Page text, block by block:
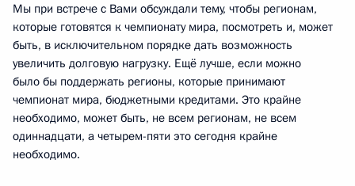
Мы при встрече с Вами обсуждали тему, чтобы регионам,
которые готовятся к чемпионату мира, посмотреть и, может
быть, в исключительном порядке дать возможность
увеличить долговую нагрузку. Ещё лучше, если можно
было бы поддержать регионы, которые принимают
чемпионат мира, бюджетными кредитами. Это крайне
необходимо, может быть, не всем регионам, не всем
одиннадцати, а четырем-пяти это сегодня крайне
необходимо.